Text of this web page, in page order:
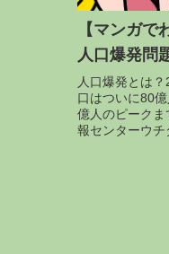
【マンガ
人口爆発問
人口爆発とは
口はついに80
億人のピーク
報センターウ